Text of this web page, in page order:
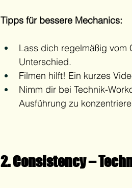
Tipps für bessere Mechanics:
Lass dich regelmäßig vom
Unterschied.
Filmen hilft! Ein kurzes
Nimm dir bei Technik-
Ausführung zu
2. Consistency –